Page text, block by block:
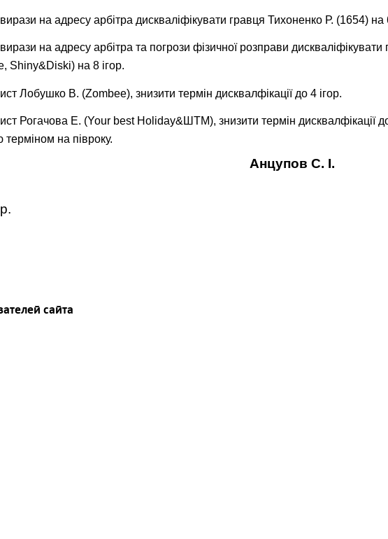
на адресу арбітра дискваліфікувати гравця Тихоненко Р. (1654) на
на адресу арбітра та погрози фізичної розправи
Shiny&Diski) на 8 ігор.
Лобушко В. (Zombee), знизити термін дисквалфікації до 4 ігор.
Рогачова Е. (Your best Holiday&ШТМ), знизити термін дисквалфікації
терміном на півроку.
КДК Анцупов С. І.
сайта